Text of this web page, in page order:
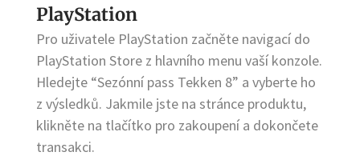
PlayStation
Pro uživatele PlayStation začněte navigací do
PlayStation Store z hlavního menu vaší konzole.
Hledejte “Sezónní pass Tekken 8” a vyberte ho
z výsledků. Jakmile jste na stránce produktu,
klikněte na tlačítko pro zakoupení a dokončete
transakci.